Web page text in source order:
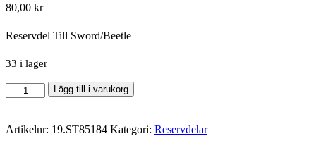
80,00 kr
Reservdel Till Sword/Beetle
33 i lager
Button
Hex
Lägg till i varukorg
Artikelnr: 19.ST85184 Kategori: Reservdelar